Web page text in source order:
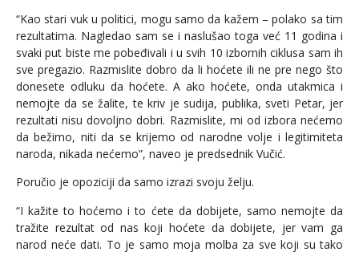
“Kao stari vuk u politici, mogu samo da kažem – polako sa tim
rezultatima. Nagledao sam se i naslušao toga već 11 godina i
svaki put biste me pobeđivali i u svih 10 izbornih ciklusa sam ih
sve pregazio. Razmislite dobro da li hoćete ili ne pre nego što
donesete odluku da hoćete. A ako hoćete, onda utakmica i
nemojte da se žalite, te kriv je sudija, publika, sveti Petar, jer
rezultati nisu dovoljno dobri. Razmislite, mi od izbora nećemo
da bežimo, niti da se krijemo od narodne volje i legitimiteta
naroda, nikada nećemo”, naveo je predsednik Vučić.
Poručio je opoziciji da samo izrazi svoju želju.
“I kažite to hoćemo i to ćete da dobijete, samo nemojte da
tražite rezultat od nas koji hoćete da dobijete, jer vam ga
narod neće dati. To je samo moja molba za sve koji su tako